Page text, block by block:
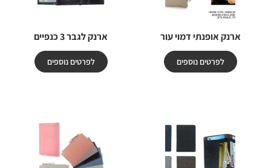
ארנק אופנתי דמוי עור
לפרטים נוספים
ארנק לגבר 3 כנפיים
לפרטים נוספים